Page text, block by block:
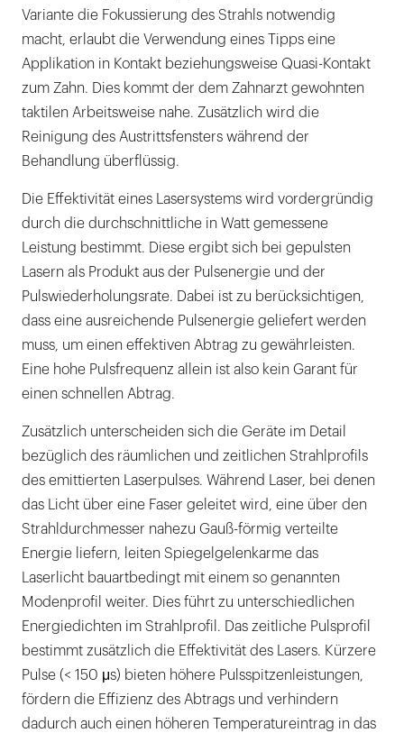
Variante die Fokussierung des Strahls notwendig
macht, erlaubt die Verwendung eines Tipps eine
Applikation in Kontakt beziehungsweise Quasi-Kontakt
zum Zahn. Dies kommt der dem Zahnarzt gewohnten
taktilen Arbeitsweise nahe. Zusätzlich wird die
Reinigung des Austrittsfensters während der
Behandlung überflüssig.
Die Effektivität eines Lasersystems wird vordergründig
durch die durchschnittliche in Watt gemessene
Leistung bestimmt. Diese ergibt sich bei gepulsten
Lasern als Produkt aus der Pulsenergie und der
Pulswiederholungsrate. Dabei ist zu berücksichtigen,
dass eine ausreichende Pulsenergie geliefert werden
muss, um einen effektiven Abtrag zu gewährleisten.
Eine hohe Pulsfrequenz allein ist also kein Garant für
einen schnellen Abtrag.
Zusätzlich unterscheiden sich die Geräte im Detail
bezüglich des räumlichen und zeitlichen Strahlprofils
des emittierten Laserpulses. Während Laser, bei denen
das Licht über eine Faser geleitet wird, eine über den
Strahldurchmesser nahezu Gauß-förmig verteilte
Energie liefern, leiten Spiegelgelenkarme das
Laserlicht bauartbedingt mit einem so genannten
Modenprofil weiter. Dies führt zu unterschiedlichen
Energiedichten im Strahlprofil. Das zeitliche Pulsprofil
bestimmt zusätzlich die Effektivität des Lasers. Kürzere
Pulse (< 150 μs) bieten höhere Pulsspitzenleistungen,
fördern die Effizienz des Abtrags und verhindern
dadurch auch einen höheren Temperatureintrag in das